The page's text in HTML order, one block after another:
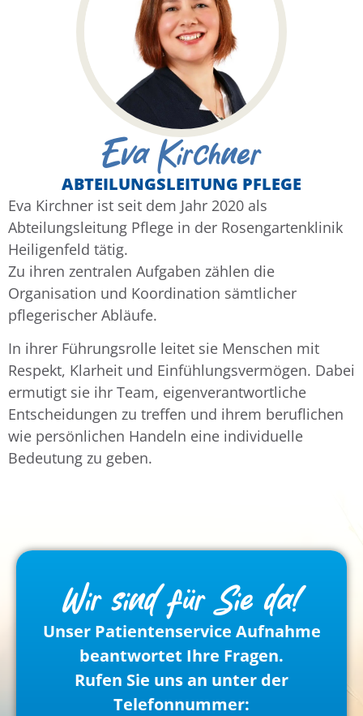
Eva Kirchner
ABTEILUNGSLEITUNG PFLEGE
Eva Kirchner ist seit dem Jahr 2020 als
Abteilungsleitung Pflege in der Rosengartenklinik
Heiligenfeld tätig.
Zu ihren zentralen Aufgaben zählen die
Organisation und Koordination sämtlicher
pflegerischer Abläufe.
In ihrer Führungsrolle leitet sie Menschen mit
Respekt, Klarheit und Einfühlungsvermögen. Dabei
ermutigt sie ihr Team, eigenverantwortliche
Entscheidungen zu treffen und ihrem beruflichen
wie persönlichen Handeln eine individuelle
Bedeutung zu geben.
Wir sind für Sie da!
Unser Patientenservice Aufnahme
beantwortet Ihre Fragen.
Rufen Sie uns an unter der
Telefonnummer: